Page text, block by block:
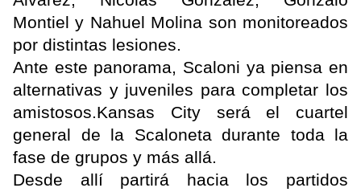
Montiel y Nahuel Molina son monitoreados
por distintas lesiones.
Ante este panorama, Scaloni ya piensa en
alternativas y juveniles para completar los
amistosos.Kansas City será el cuartel
general de la Scaloneta durante toda la
fase de grupos y más allá.
Desde allí partirá hacia los partidos